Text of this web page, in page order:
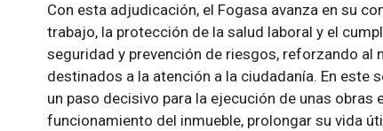
Con esta adjudicación, el Fogasa avanza en su
trabajo, la protección de la salud laboral y el
seguridad y prevención de riesgos, reforzando
destinados a la atención a la ciudadanía. En este
un paso decisivo para la ejecución de unas
funcionamiento del inmueble, prolongar su vida